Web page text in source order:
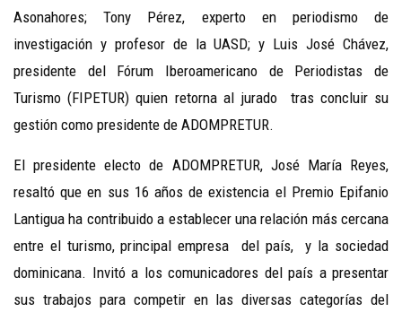
Asonahores; Tony Pérez, experto en periodismo de
investigación y profesor de la UASD; y Luis José Chávez,
presidente del Fórum Iberoamericano de Periodistas de
Turismo (FIPETUR) quien retorna al jurado tras concluir su
gestión como presidente de ADOMPRETUR.
El presidente electo de ADOMPRETUR, José María Reyes,
resaltó que en sus 16 años de existencia el Premio Epifanio
Lantigua ha contribuido a establecer una relación más cercana
entre el turismo, principal empresa del país, y la sociedad
dominicana. Invitó a los comunicadores del país a presentar
sus trabajos para competir en las diversas categorías del